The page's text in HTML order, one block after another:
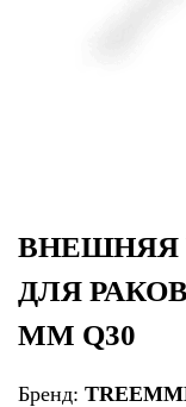
ВНЕШНЯЯ
ДЛЯ
ММ Q30
Бренд: